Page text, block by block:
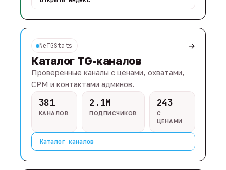
NeTGStats →
Каталог TG-каналов
Проверенные каналы с ценами, охватами,
CPM и контактами админов.
381
КАНАЛОВ
2.1M
ПОДПИСЧИКОВ
243
С
ЦЕНАМИ
Каталог каналов